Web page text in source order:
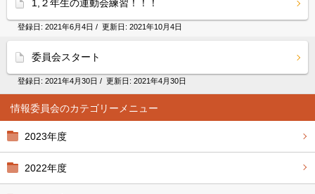
情報委員会
2023年度
2022年度
1,２年生の運動会練習！！！
登録日: 2021年6月4日 / 更新日: 2021年10月4日
委員会スタート
登録日: 2021年4月30日 / 更新日: 2021年4月30日